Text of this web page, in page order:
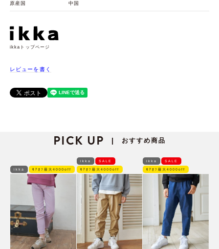
原産国 中国
ikkaトップページ
レビューを書く
PICK UP | おすすめ商品
ikka ﾓｱｵﾌ最大4000off
ikka SALE
ﾓｱｵﾌ最大4000off
ikka SALE
ﾓｱｵﾌ最大4000off